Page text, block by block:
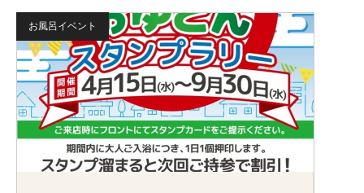
お風呂イベント